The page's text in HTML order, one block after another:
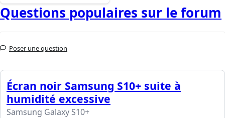
Questions populaires sur le forum
Poser une question
Écran noir Samsung S10+ suite à
humidité excessive
Samsung Galaxy S10+